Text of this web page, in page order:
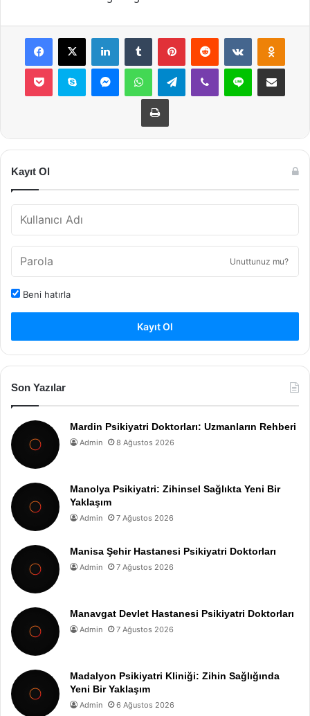
Facebook
X LinkedInTumblr PinterestReddit VKontakte
Pocket Skype MessengerWhatsAppTelegramViber Line E-Posta ile
Yazdır
Kayıt Ol
Unuttunuz mu?
Beni hatırla
Kayıt Ol
Son Yazılar
Mardin Psikiyatri Doktorları: Uzmanların Rehberi
Admin 8 Ağustos 2026
Manolya Psikiyatri: Zihinsel Sağlıkta Yeni Bir
Yaklaşım
Admin 7 Ağustos 2026
Manisa Şehir Hastanesi Psikiyatri Doktorları
Admin 7 Ağustos 2026
Manavgat Devlet Hastanesi Psikiyatri Doktorları
Admin 7 Ağustos 2026
Madalyon Psikiyatri Kliniği: Zihin Sağlığında
Yeni Bir Yaklaşım
Admin 6 Ağustos 2026